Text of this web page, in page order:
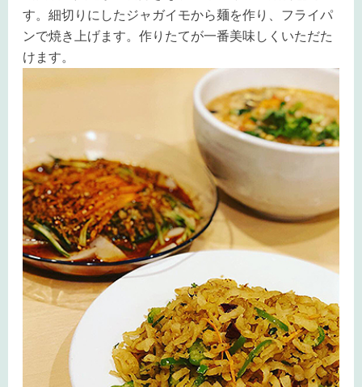
す。細切りにしたジャガイモから麺を作り、フライパ
ンで焼き上げます。作りたてが一番美味しくいただた
けます。